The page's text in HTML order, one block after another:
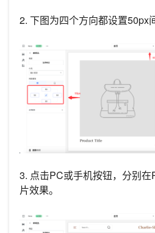
2. 下图为四个方向都设置50px
3. 点击PC或手机按钮，分别
片效果。